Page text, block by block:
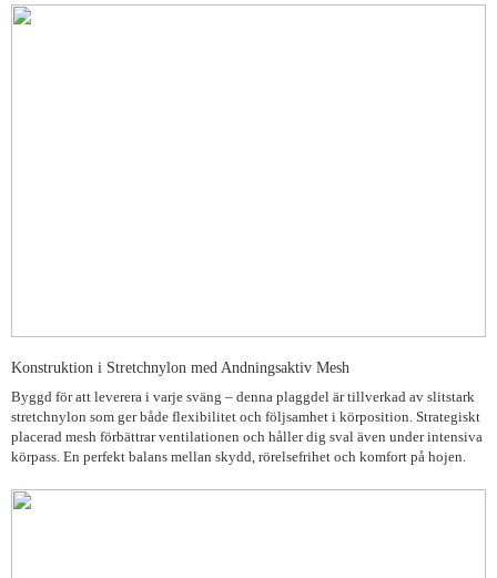
Konstruktion i Stretchnylon med Andningsaktiv Mesh
Byggd för att leverera i varje sväng – denna plaggdel är tillverkad av slitstark
stretchnylon som ger både flexibilitet och följsamhet i körposition. Strategiskt
placerad mesh förbättrar ventilationen och håller dig sval även under intensiva
körpass. En perfekt balans mellan skydd, rörelsefrihet och komfort på hojen.